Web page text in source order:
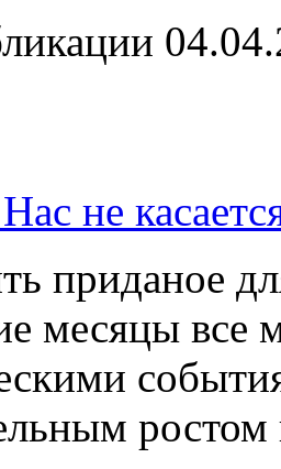
не
приданое
месяцы все
ростом